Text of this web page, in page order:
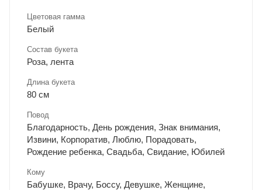
Цветовая гамма
Белый
Состав букета
Роза, лента
Длина букета
80 см
Повод
Благодарность, День рождения, Знак внимания,
Извини, Корпоратив, Люблю, Порадовать,
Рождение ребенка, Свадьба, Свидание, Юбилей
Кому
Бабушке, Врачу, Боссу, Девушке, Женщине,